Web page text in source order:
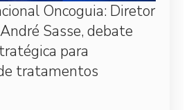
Oncoguia: Diretor
Sasse, debate
para
tratamentos